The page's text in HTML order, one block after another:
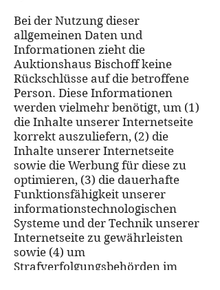
Bei der Nutzung dieser
allgemeinen Daten und
Informationen zieht die
Auktionshaus Bischoff keine
Rückschlüsse auf die betroffene
Person. Diese Informationen
werden vielmehr benötigt, um (1)
die Inhalte unserer Internetseite
korrekt auszuliefern, (2) die
Inhalte unserer Internetseite
sowie die Werbung für diese zu
optimieren, (3) die dauerhafte
Funktionsfähigkeit unserer
informationstechnologischen
Systeme und der Technik unserer
Internetseite zu gewährleisten
sowie (4) um
Strafverfolgungsbehörden im